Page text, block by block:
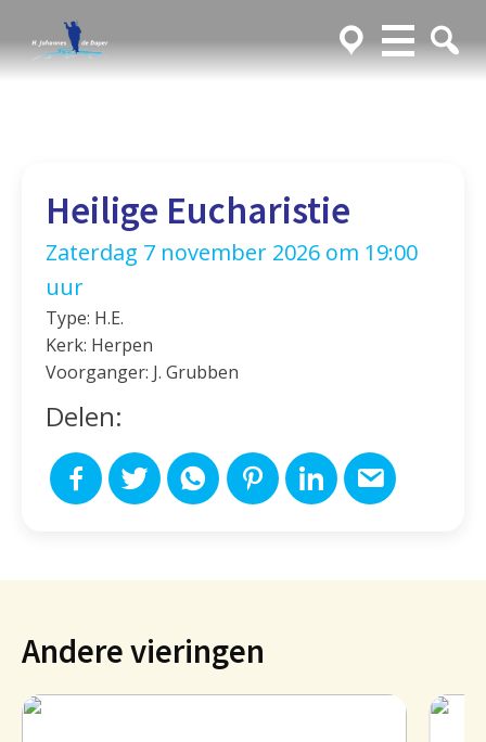
Heilige Eucharistie
Zaterdag 7 november 2026 om 19:00
uur
Type: H.E.
Kerk: Herpen
Voorganger: J. Grubben
Delen:
Andere vieringen